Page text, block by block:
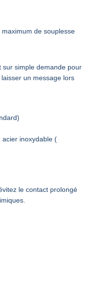
de souplesse
sur simple demande pour
un message lors
acier inoxydable (
le contact prolongé